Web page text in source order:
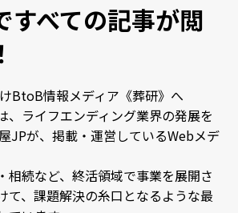
すべての記事が閲
BtoB情報メディア《葬研》へ
、ライフエンディング業界の発展を
JPが、掲載・運営しているWebメデ
相続など、終活領域で事業を展開さ
、 課題解決の糸口となるような最